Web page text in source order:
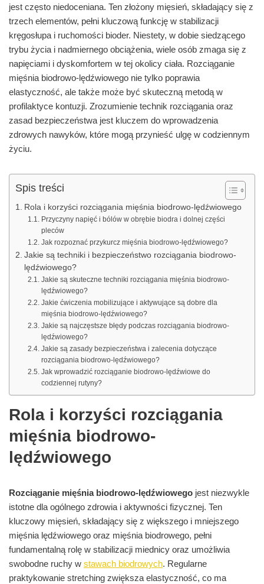
jest często niedoceniana. Ten złożony mięsień, składający się z
trzech elementów, pełni kluczową funkcję w stabilizacji
kręgosłupa i ruchomości bioder. Niestety, w dobie siedzącego
trybu życia i nadmiernego obciążenia, wiele osób zmaga się z
napięciami i dyskomfortem w tej okolicy ciała. Rozciąganie
mięśnia biodrowo-lędźwiowego nie tylko poprawia
elastyczność, ale także może być skuteczną metodą w
profilaktyce kontuzji. Zrozumienie technik rozciągania oraz
zasad bezpieczeństwa jest kluczem do wprowadzenia
zdrowych nawyków, które mogą przynieść ulgę w codziennym
życiu.
Spis treści
Rola i korzyści rozciągania mięśnia biodrowo-lędźwiowego
Przyczyny napięć i bólów w obrębie biodra i dolnej części
pleców
Jak rozpoznać przykurcz mięśnia biodrowo-lędźwiowego?
Jakie są techniki i bezpieczeństwo rozciągania biodrowo-
lędźwiowego?
Jakie są skuteczne techniki rozciągania mięśnia biodrowo-
lędźwiowego?
Jakie ćwiczenia mobilizujące i aktywujące są dobre dla
mięśnia biodrowo-lędźwiowego?
Jakie są najczęstsze błędy podczas rozciągania biodrowo-
lędźwiowego?
Jakie są zasady bezpieczeństwa i zalecenia dotyczące
rozciągania biodrowo-lędźwiowego?
Jak wprowadzić rozciąganie biodrowo-lędźwiowe do
codziennej rutyny?
Rola i korzyści rozciągania
mięśnia biodrowo-
lędźwiowego
Rozciąganie mięśnia biodrowo-lędźwiowego jest niezwykle
istotne dla ogólnego zdrowia i aktywności fizycznej. Ten
kluczowy mięsień, składający się z większego i mniejszego
mięśnia lędźwiowego oraz mięśnia biodrowego, pełni
fundamentalną rolę w stabilizacji miednicy oraz umożliwia
swobodne ruchy w stawach biodrowych. Regularne
praktykowanie stretching zwiększa elastyczność, co ma